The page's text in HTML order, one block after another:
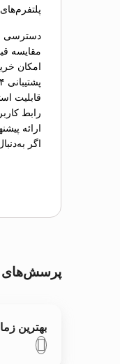
دسترسی
مقایسه
امکان
پشتیبانی ۲۴ ساعته برای پاسخگویی به سؤالات و مشکلات احتمالی؛
قابلیت
رابط
ارائه
اگر
پرسش‌های
بهترین